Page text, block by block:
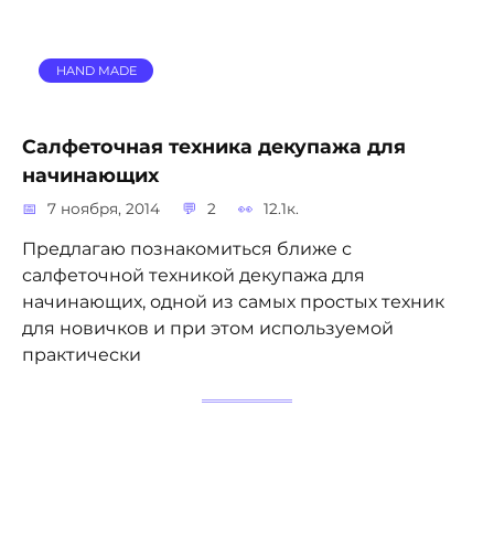
HAND MADE
Салфеточная техника декупажа для
начинающих
7 ноября, 2014 2 12.1к.
Предлагаю познакомиться ближе с
салфеточной техникой декупажа для
начинающих, одной из самых простых техник
для новичков и при этом используемой
практически